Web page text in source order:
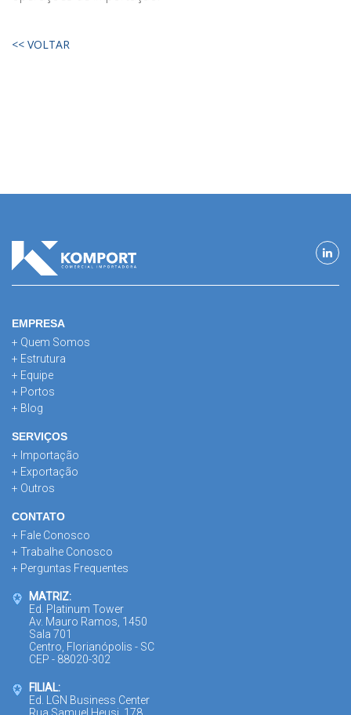
<< VOLTAR
EMPRESA
+ Quem Somos
+ Estrutura
+ Equipe
+ Portos
+ Blog
SERVIÇOS
+ Importação
+ Exportação
+ Outros
CONTATO
+ Fale Conosco
+ Trabalhe Conosco
+ Perguntas Frequentes
MATRIZ:
Ed. Platinum Tower
Av. Mauro Ramos, 1450
Sala 701
Centro, Florianópolis - SC
CEP - 88020-302
FILIAL:
Ed. LGN Business Center